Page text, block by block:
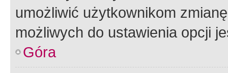
umożliwić użytkownikom
możliwych do ustawienia opcji
Góra